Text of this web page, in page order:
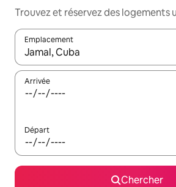
Trouvez et réservez des logements
Emplacement
Quand les résultats sont affichés,
Arrivée
Départ
Chercher